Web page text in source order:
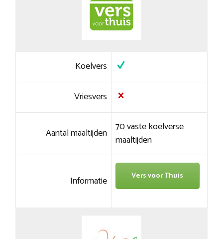
Koelvers
Vriesvers
Aantal maaltijden 70 vaste koelverse
maaltijden
Informatie Vers voor Thuis